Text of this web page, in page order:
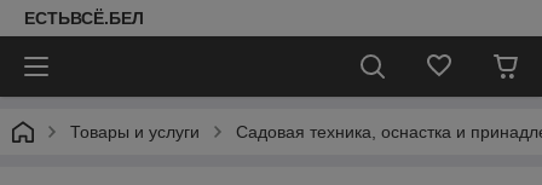
ЕСТЬВСЁ.БЕЛ
Товары и услуги Садовая техника, оснастка и